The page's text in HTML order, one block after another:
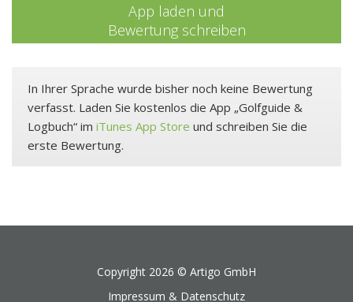
App laden und
Bewertung schreiben
In Ihrer Sprache wurde bisher noch keine Bewertung
verfasst. Laden Sie kostenlos die App „Golfguide &
Logbuch“ im iTunes App Store und schreiben Sie die
erste Bewertung.
Copyright 2026 © Artigo GmbH
Impressum & Datenschutz